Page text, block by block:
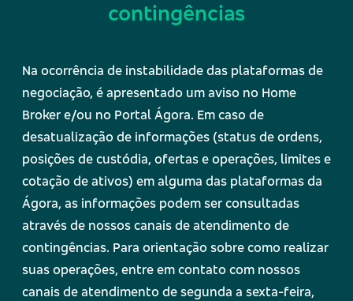
contingências
Na ocorrência de instabilidade das plataformas de
negociação, é apresentado um aviso no Home
Broker e/ou no Portal Ágora. Em caso de
desatualização de informações (status de ordens,
posições de custódia, ofertas e operações, limites e
cotação de ativos) em alguma das plataformas da
Ágora, as informações podem ser consultadas
através de nossos canais de atendimento de
contingências. Para orientação sobre como realizar
suas operações, entre em contato com nossos
canais de atendimento de segunda a sexta-feira,